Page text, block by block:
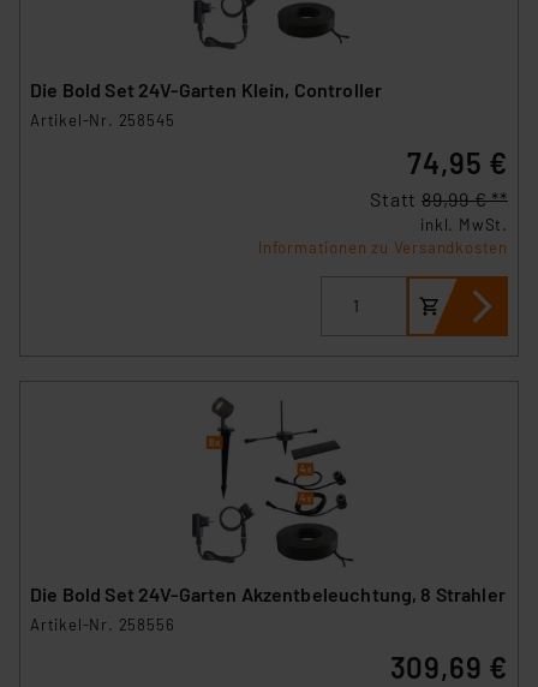
Die Bold Set 24V-Garten Klein, Controller
Artikel-Nr. 258545
74,95 €
Statt 89,99 € **
inkl. MwSt.
Informationen zu Versandkosten
Die Bold Set 24V-Garten Akzentbeleuchtung, 8 Strahler
Artikel-Nr. 258556
309,69 €